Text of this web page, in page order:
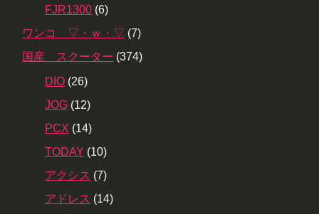
FJR1300 (6)
ワンコ ▽・ｗ・▽ (7)
国産 スクーター (374)
DIO (26)
JOG (12)
PCX (14)
TODAY (10)
アクシス (7)
アドレス (14)